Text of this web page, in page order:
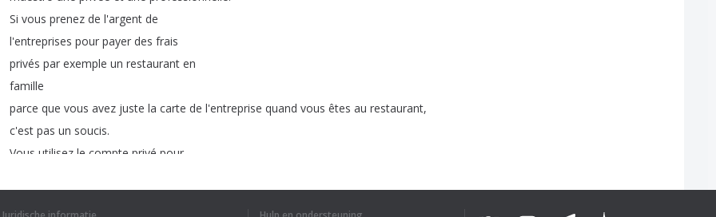
Si vous prenez de l'argent de
l'entreprises pour payer des frais
privés par exemple un restaurant en
famille
parce que vous avez juste la carte de l'entreprise quand vous êtes au restaurant,
c'est pas un soucis.
Vous utilisez le compte privé pour